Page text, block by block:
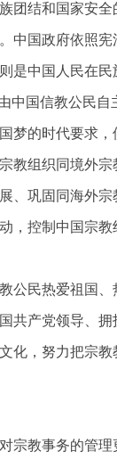
团结和国家安全
中国政府依照
是中国人民在
中国信教公民
梦的时代要求
教组织同境外
、巩固同海外
，控制中国宗教
公民热爱祖国、
共产党领导、
化，努力把宗
宗教事务的管